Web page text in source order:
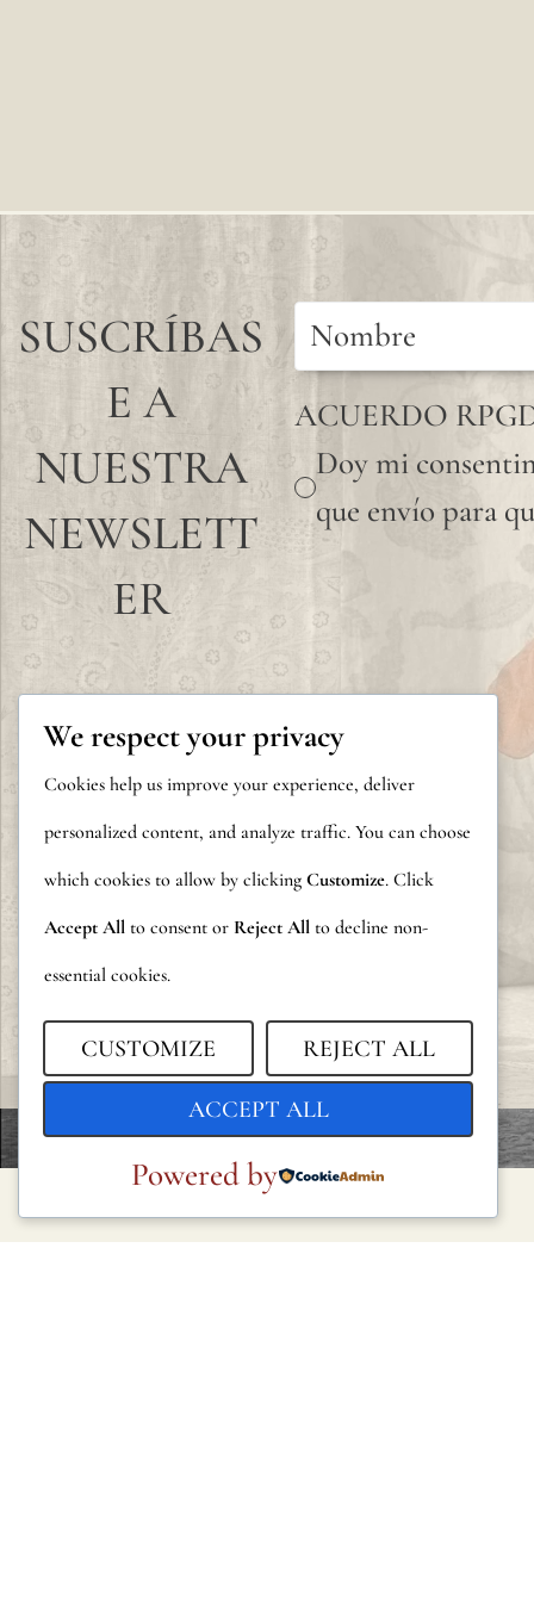
SUSCRÍBAS
E A
NUESTRA
NEWSLETT
ER
ACUERDO
Doy mi
que envío para
We respect your privacy
Cookies help us improve your experience, deliver
personalized content, and analyze traffic. You can choose
which cookies to allow by clicking Customize. Click
Accept All to consent or Reject All to decline non-
essential cookies.
CUSTOMIZE REJECT ALL
ACCEPT ALL
Powered by